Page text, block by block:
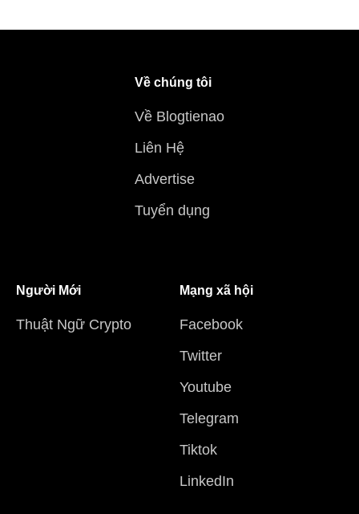
Về chúng tôi
Về Blogtienao
Liên Hệ
Advertise
Tuyển dụng
Người Mới
Thuật Ngữ Crypto
Mạng xã hội
Facebook
Twitter
Youtube
Telegram
Tiktok
LinkedIn